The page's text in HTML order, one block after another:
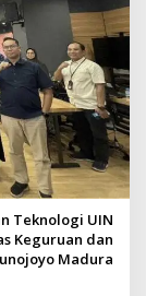
Teknologi UIN
Keguruan dan
Madura